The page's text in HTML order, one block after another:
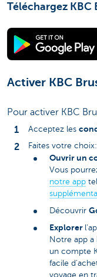
Téléchargez KBC
Activer KBC
Pour activer KBC
Acceptez les
Faites votre choix:
Ouvrir un
Vous
notre app
Découvrir
Explorer
Notre app a
un compte
facile
voyage en